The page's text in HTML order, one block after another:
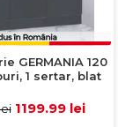
GERMANIA 120
1 sertar, blat
1199.99 lei